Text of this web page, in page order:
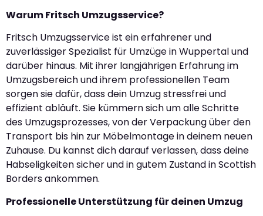
Warum Fritsch Umzugsservice?
Fritsch Umzugsservice ist ein erfahrener und
zuverlässiger Spezialist für Umzüge in Wuppertal und
darüber hinaus. Mit ihrer langjährigen Erfahrung im
Umzugsbereich und ihrem professionellen Team
sorgen sie dafür, dass dein Umzug stressfrei und
effizient abläuft. Sie kümmern sich um alle Schritte
des Umzugsprozesses, von der Verpackung über den
Transport bis hin zur Möbelmontage in deinem neuen
Zuhause. Du kannst dich darauf verlassen, dass deine
Habseligkeiten sicher und in gutem Zustand in Scottish
Borders ankommen.
Professionelle Unterstützung für deinen Umzug